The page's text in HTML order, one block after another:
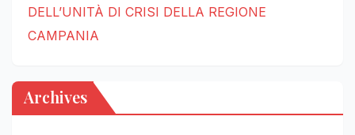
DELL’UNITÀ DI CRISI DELLA REGIONE
CAMPANIA
Archives